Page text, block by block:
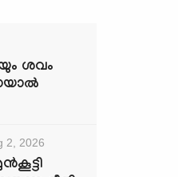
ശവം
2, 2026